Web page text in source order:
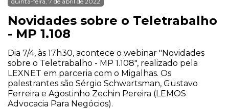
Novidades sobre o Teletrabalho
- MP 1.108
Dia 7/4, às 17h30, acontece o webinar "Novidades
sobre o Teletrabalho - MP 1.108", realizado pela
LEXNET em parceria com o Migalhas. Os
palestrantes são Sérgio Schwartsman, Gustavo
Ferreira e Agostinho Zechin Pereira (LEMOS
Advocacia Para Negócios).